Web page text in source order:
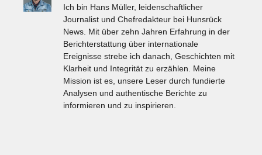
Ich bin Hans Müller, leidenschaftlicher
Journalist und Chefredakteur bei Hunsrück
News. Mit über zehn Jahren Erfahrung in der
Berichterstattung über internationale
Ereignisse strebe ich danach, Geschichten mit
Klarheit und Integrität zu erzählen. Meine
Mission ist es, unsere Leser durch fundierte
Analysen und authentische Berichte zu
informieren und zu inspirieren.